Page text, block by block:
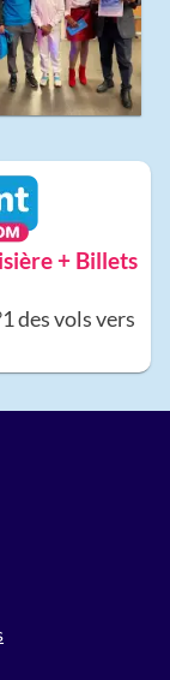
+ Billets
des vols vers